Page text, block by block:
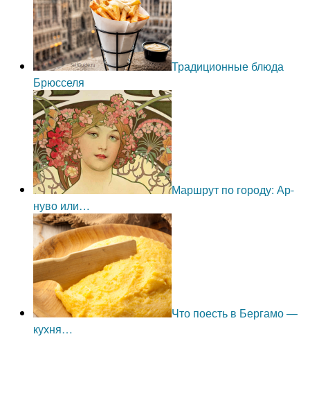
Традиционные блюда
Брюсселя
Маршрут по городу: Ар-
нуво или…
Что поесть в Бергамо —
кухня…